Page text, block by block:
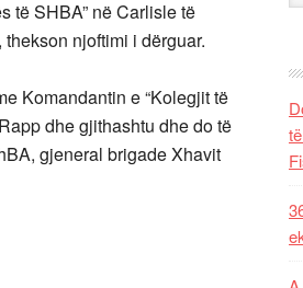
të SHBA” në Carlisle të
njoftimi i dërguar.
Komandantin e “Kolegjit të
dhe gjithashtu dhe do të
gjeneral brigade Xhavit